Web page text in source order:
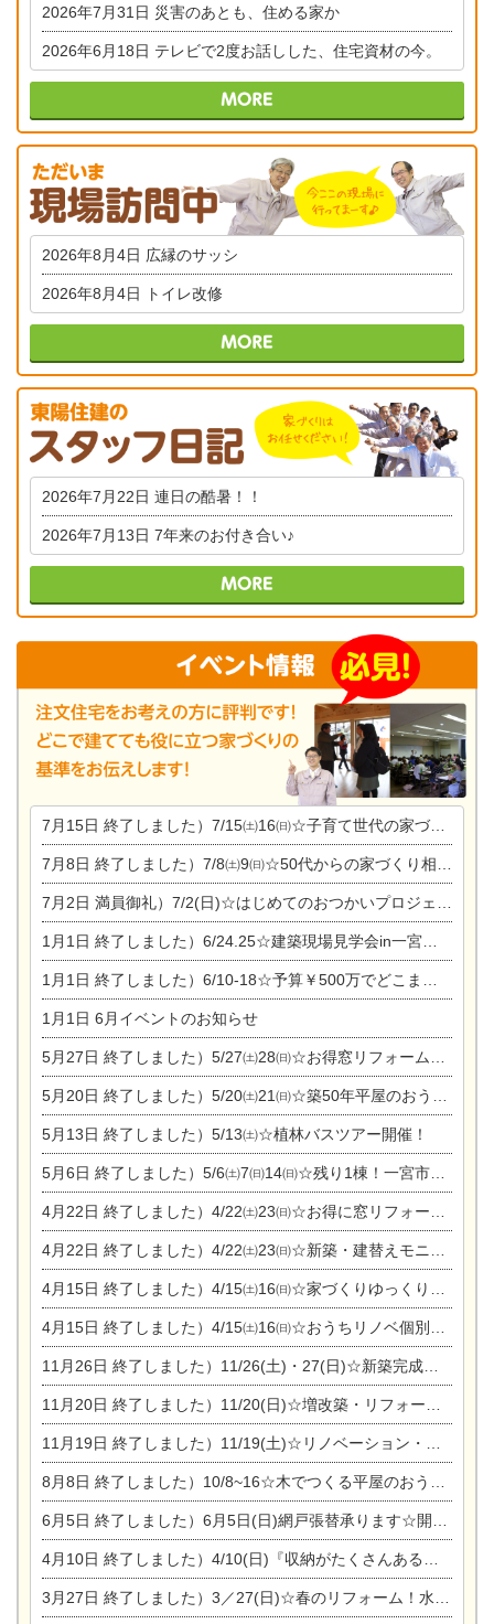
2026年7月31日 災害のあとも、住める家か
2026年6月18日 テレビで2度お話しした、住宅資材の今。
2026年8月4日 広縁のサッシ
2026年8月4日 トイレ改修
2026年7月22日 連日の酷暑！！
2026年7月13日 7年来のお付き合い♪
7月15日 終了しました）7/15㈯16㈰☆子育て世代の家づくり相談会
7月8日 終了しました）7/8㈯9㈰☆50代からの家づくり相談会
7月2日 満員御礼）7/2(日)☆はじめてのおつかいプロジェクト
1月1日 終了しました）6/24.25☆建築現場見学会in一宮市木曽川町
1月1日 終了しました）6/10-18☆予算￥500万でどこまでできるの？リフォーム相談会
1月1日 6月イベントのお知らせ
5月27日 終了しました）5/27㈯28㈰☆お得窓リフォーム個別相談会
5月20日 終了しました）5/20㈯21㈰☆築50年平屋のおうちリノベーション完成見学会
5月13日 終了しました）5/13㈯☆植林バスツアー開催！
5月6日 終了しました）5/6㈯7㈰14㈰☆残り1棟！一宮市限定モニター募集相談会(新築・建替え)
4月22日 終了しました）4/22㈯23㈰☆お得に窓リフォーム個別相談会
4月22日 終了しました）4/22㈯23㈰☆新築・建替えモニター募集個別相談会
4月15日 終了しました）4/15㈯16㈰☆家づくりゆっくりじっくり個別相談会
4月15日 終了しました）4/15㈯16㈰☆おうちリノベ個別相談会
11月26日 終了しました）11/26(土)・27(日)☆新築完成見学会 in一宮市あずら
11月20日 終了しました）11/20(日)☆増改築・リフォームまつり＆秋の味覚まつり＆芸術祭
11月19日 終了しました）11/19(土)☆リノベーション・家の修理まつり＆増改築・リフォームまつりin扶桑ゴルフ
8月8日 終了しました）10/8~16☆木でつくる平屋のおうちのつくり方【完全予約制】
6月5日 終了しました）6月5日(日)網戸張替承ります☆開催！
4月10日 終了しました）4/10(日)『収納がたくさんあるおうち現場見学会』
3月27日 終了しました）3／27(日)☆春のリフォーム！水まわりLDKリフォーム相談会&今がチャンス！エアコン相談会